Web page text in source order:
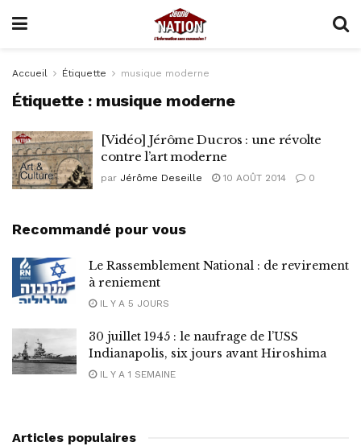
Accueil Étiquette musique moderne
Étiquette : musique moderne
[Vidéo] Jérôme Ducros : une révolte
contre l’art moderne
par Jérôme Deseille 10 AOÛT 2014 0
Recommandé pour vous
Le Rassemblement National : de revirement
à reniement
IL Y A 5 JOURS
30 juillet 1945 : le naufrage de l’USS
Indianapolis, six jours avant Hiroshima
IL Y A 1 SEMAINE
Articles populaires